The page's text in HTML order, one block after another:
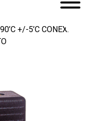
+/-5’C CONEX.